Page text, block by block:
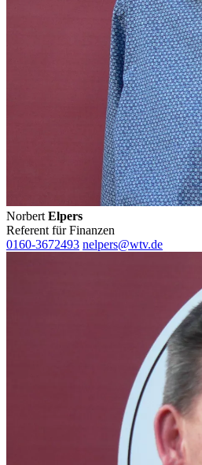
Norbert Elpers
Referent für Finanzen
0160-3672493 nelpers@wtv.de